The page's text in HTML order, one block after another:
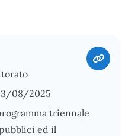
08/2025
triennale
ed il